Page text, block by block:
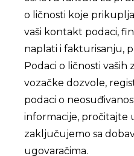
o ličnosti koje
vaši kontakt podaci,
naplati i fakturisanju,
Podaci o ličnosti vaših
vozačke dozvole,
podaci o
informacije, pročitajte
zaključujemo sa
ugovaračima.